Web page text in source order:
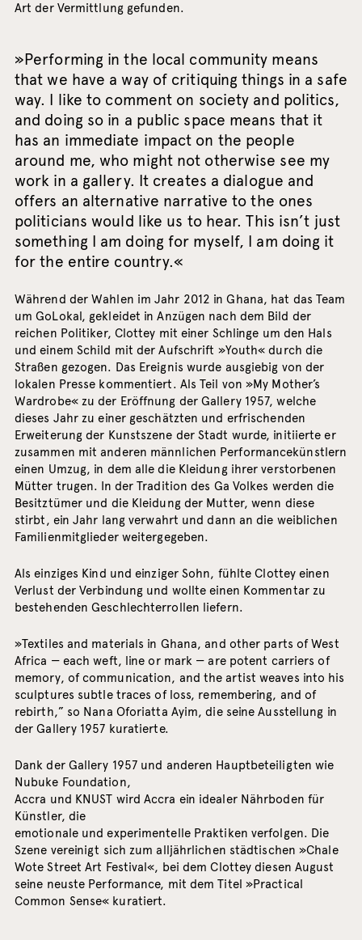
Art der Vermittlung gefunden.
»Performing in the local community means
that we have a way of critiquing things in a safe
way. I like to comment on society and politics,
and doing so in a public space means that it
has an immediate impact on the people
around me, who might not otherwise see my
work in a gallery. It creates a dialogue and
offers an alternative narrative to the ones
politicians would like us to hear. This isn’t just
something I am doing for myself, I am doing it
for the entire country.«
Während der Wahlen im Jahr 2012 in Ghana, hat das Team
um GoLokal, gekleidet in Anzügen nach dem Bild der
reichen Politiker, Clottey mit einer Schlinge um den Hals
und einem Schild mit der Aufschrift »Youth« durch die
Straßen gezogen. Das Ereignis wurde ausgiebig von der
lokalen Presse kommentiert. Als Teil von »My Mother’s
Wardrobe« zu der Eröffnung der Gallery 1957, welche
dieses Jahr zu einer geschätzten und erfrischenden
Erweiterung der Kunstszene der Stadt wurde, initiierte er
zusammen mit anderen männlichen Performancekünstlern
einen Umzug, in dem alle die Kleidung ihrer verstorbenen
Mütter trugen. In der Tradition des Ga Volkes werden die
Besitztümer und die Kleidung der Mutter, wenn diese
stirbt, ein Jahr lang verwahrt und dann an die weiblichen
Familienmitglieder weitergegeben.
Als einziges Kind und einziger Sohn, fühlte Clottey einen
Verlust der Verbindung und wollte einen Kommentar zu
bestehenden Geschlechterrollen liefern.
»Textiles and materials in Ghana, and other parts of West
Africa — each weft, line or mark — are potent carriers of
memory, of communication, and the artist weaves into his
sculptures subtle traces of loss, remembering, and of
rebirth,” so Nana Oforiatta Ayim, die seine Ausstellung in
der Gallery 1957 kuratierte.
Dank der Gallery 1957 und anderen Hauptbeteiligten wie
Nubuke Foundation,
Accra und KNUST wird Accra ein idealer Nährboden für
Künstler, die
emotionale und experimentelle Praktiken verfolgen. Die
Szene vereinigt sich zum alljährlichen städtischen »Chale
Wote Street Art Festival«, bei dem Clottey diesen August
seine neuste Performance, mit dem Titel »Practical
Common Sense« kuratiert.